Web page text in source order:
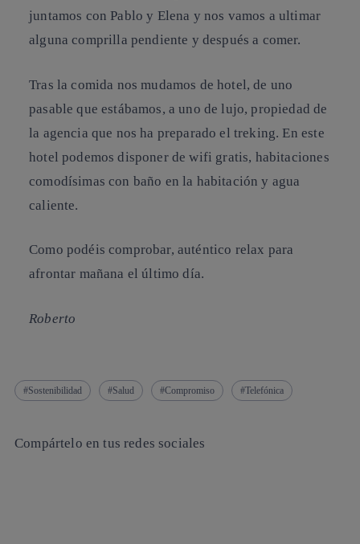
juntamos con Pablo y Elena y nos vamos a ultimar
alguna comprilla pendiente y después a comer.
Tras la comida nos mudamos de hotel, de uno
pasable que estábamos, a uno de lujo, propiedad de
la agencia que nos ha preparado el treking. En este
hotel podemos disponer de wifi gratis, habitaciones
comodísimas con baño en la habitación y agua
caliente.
Como podéis comprobar, auténtico relax para
afrontar mañana el último día.
Roberto
Sostenibilidad Salud Compromiso Telefónica
Compártelo en tus redes sociales